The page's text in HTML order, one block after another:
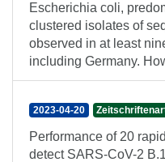
Escherichia coli,
clustered isolates of
observed in at least
including Germany.
2023-04-20
Performance of 20
detect SARS-CoV-2